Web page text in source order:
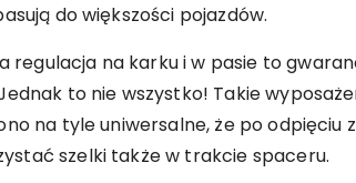
do większości pojazdów.
regulacja na karku i w pasie to
to nie wszystko! Takie
na tyle uniwersalne, że po odpięciu
szelki także w trakcie spaceru.